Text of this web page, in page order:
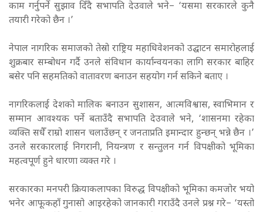
काम गर्नुपर्ने सुझाव दिँदै सभापति देउवाले भने– ‘यसमा सरकारले कुनै
तयारी गरेको छैन ।’
नेपाल नागरिक समाजको तेस्रो राष्ट्रिय महाधिवेशनको उद्घाटन समारोहलाई
शुक्रबार सम्बोधन गर्दै उनले संविधान कार्यान्वयनका लागि सरकार बाहिर
बसेर पनि सहमतिको वातावरण बनाउन सहयोग गर्न सकिने बताए ।
नागरिकलाई देशको मालिक बनाउन सुशासन, आत्मविश्वास, स्वाभिमान र
सम्मान आवश्यक पर्ने बताउँदै सभापति देउवाले भने, ‘शासनमा रहेका
व्यक्ति सधैँ राम्रो शासन चलाउँछन् र जनताप्रति इमान्दार हुन्छन् भन्ने छैन ।’
उनले सरकारलाई निगरानी, नियन्त्रण र सन्तुलन गर्न विपक्षीको भूमिका
महत्वपूर्ण हुने धारणा व्यक्त गरे ।
सरकारका मनपरी क्रियाकलापका विरुद्ध विपक्षीको भूमिका कमजोर भयो
भनेर आफूकहाँ गुनासो आइरहेको जानकारी गराउँदै उनले प्रश्न गरे– ‘यस्तो